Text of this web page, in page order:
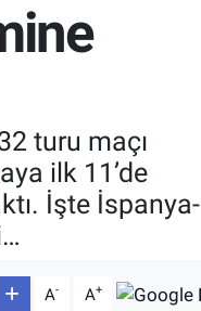
turu maçı
ilk 11’de
İşte İspanya-
A- A+